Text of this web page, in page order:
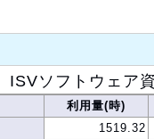
ISVソフトウェア
利用量(時)
1519.32